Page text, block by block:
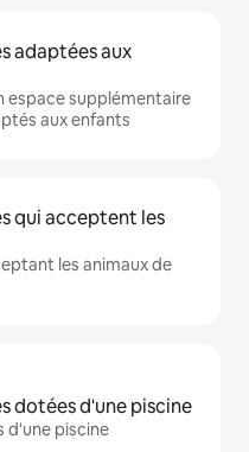
adaptées aux
espace supplémentaire
aux enfants
qui acceptent les
les animaux de
dotées d'une piscine
d'une piscine